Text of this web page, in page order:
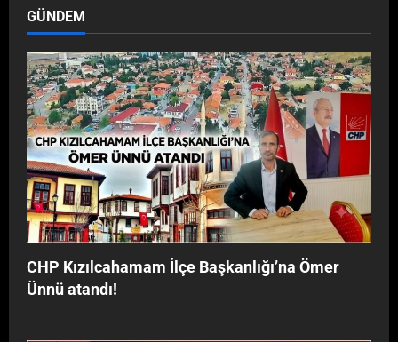
GÜNDEM
CHP Kızılcahamam İlçe Başkanlığı’na Ömer
Ünnü atandı!